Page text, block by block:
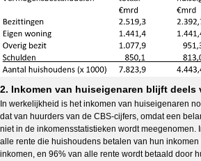
2. Inkomen van huiseigenaren blijft deels
In werkelijkheid is het inkomen van huiseigenaren
dat van huurders van de CBS-cijfers, omdat een
niet in de inkomensstatistieken wordt meegenomen.
alle rente die huishoudens betalen van hun inkomen
inkomen, en 96% van alle rente wordt betaald door